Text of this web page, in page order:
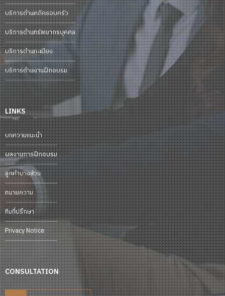
บริการด้านคดีครอบครัว
บริการด้านทรัพยากรบุคคล
บริการด้านทะเบียน
บริการด้านงานฝึกอบรม
LINKS
บทความแนะนำ
ผลงานการฝึกอบรม
ลูกค้าบางส่วน
ทนายความ
ทีมที่ปรึกษา
Privacy Notice
CONSULTATION